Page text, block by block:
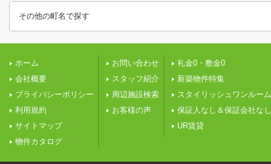
その他の町名で探す
ホーム
会社概要
プライバシーポリシー
利用規約
サイトマップ
物件カタログ
お問い合わせ
スタッフ紹介
周辺施設検索
お客様の声
礼金0・敷金0
新築物件特集
スタイリッシュワンルーム
保証人なし＆保証会社なし
UR賃貸